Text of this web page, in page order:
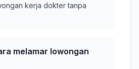
kerja dokter tanpa
melamar lowongan